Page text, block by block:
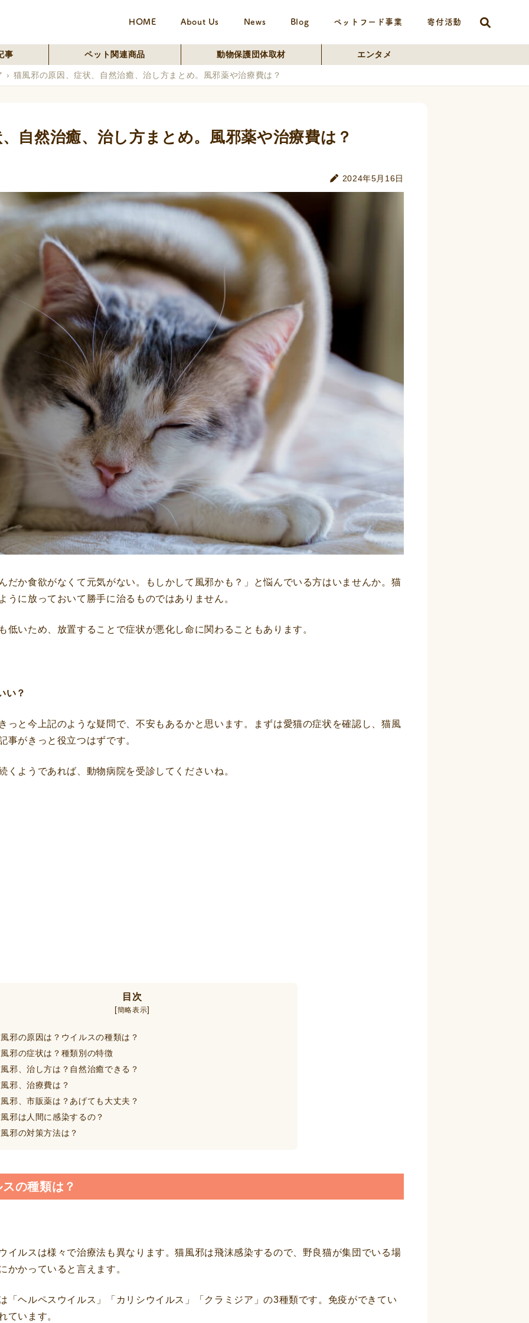
HOME About Us News Blog ペットフード事業 寄付活動
事 ペット関連商品 動物保護団体取材 エンタメ
猫風邪の原因、症状、自然治癒、治し方まとめ。風邪薬や治療費は？
自然治癒、治し方まとめ。風邪薬や治療費は？
2024年5月16日
だか食欲がなくて元気がない。もしかして風邪かも？」と悩んでいる方はいませんか。猫
うに放っておいて勝手に治るものではありません。
低いため、放置することで症状が悪化し命に関わることもあります。
い？
っと今上記のような疑問で、不安もあるかと思います。まずは愛猫の症状を確認し、猫風
事がきっと役立つはずです。
くようであれば、動物病院を受診してくださいね。
目次
[簡略表示]
邪の原因は？ウイルスの種類は？
邪の症状は？種類別の特徴
邪、治し方は？自然治癒できる？
邪、治療費は？
邪、市販薬は？あげても大丈夫？
邪は人間に感染するの？
邪の対策方法は？
の種類は？
イルスは様々で治療法も異なります。猫風邪は飛沫感染するので、野良猫が集団でいる場
かかっていると言えます。
「ヘルペスウイルス」「カリシウイルス」「クラミジア」の3種類です。免疫ができてい
ています。